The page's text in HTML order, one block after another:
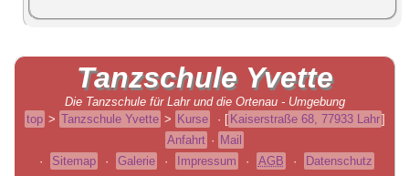
Tanzschule Yvette
Die Tanzschule für Lahr und die Ortenau - Umgebung
top > Tanzschule Yvette > Kurse · [ Kaiserstraße 68, 77933 Lahr]
Anfahrt · Mail
·
Sitemap · Galerie · Impressum · AGB · Datenschutz